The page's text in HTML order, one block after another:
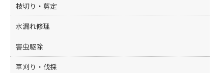
枝切り・剪定
水漏れ修理
害虫駆除
草刈り・伐採